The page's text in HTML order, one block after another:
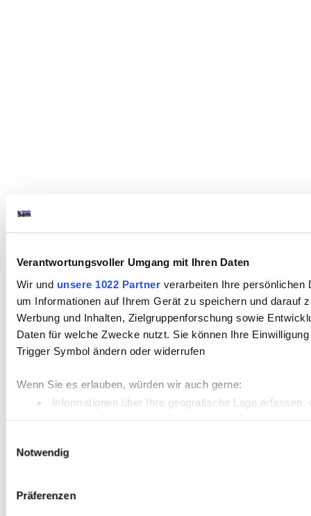
Verantwortungsvoller Umgang mit Ihren Daten
Wir und unsere 1022 Partnerverarbeiten Ihre persönlichen
um Informationen auf Ihrem Gerät zu speichern und darauf
Werbung und Inhalten, Zielgruppenforschung sowie
Daten für welche Zwecke nutzt. Sie können Ihre
Trigger Symbol ändern oder widerrufen
Wenn Sie es erlauben, würden wir auch gerne:
Informationen über Ihre geografische Lage
Ihr Gerät durch aktives Scannen nach bestimmten
Einzelheiten
Zugriffe auf unsere Website zu analysieren. Außerdem
Notwendig
Präferenzen